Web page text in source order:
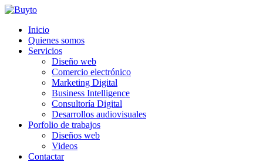
Inicio
Quienes somos
Servicios
Diseño web
Comercio electrónico
Marketing Digital
Business Intelligence
Consultoría Digital
Desarrollos audiovisuales
Porfolio de trabajos
Diseños web
Videos
Contactar